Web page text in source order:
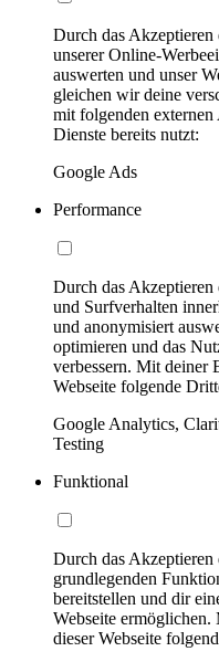
Durch das
unserer Online-
auswerten und unser
gleichen wir deine
mit folgenden externen
Dienste bereits nutzt:
Google Ads
Performance
Durch das
und Surfverhalten
und anonymisiert
optimieren und das
verbessern. Mit deiner
Webseite folgende
Google Analytics,
Testing
Funktional
Durch das
grundlegenden
bereitstellen und dir
Webseite
dieser Webseite